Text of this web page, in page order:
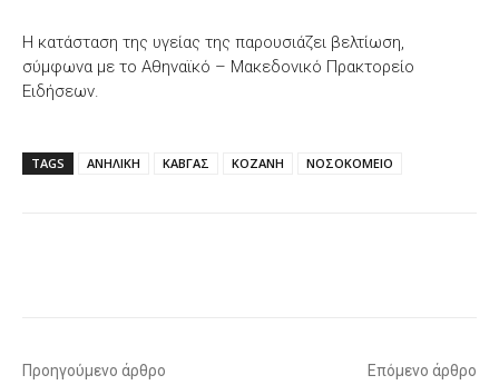
Η κατάσταση της υγείας της παρουσιάζει βελτίωση,
σύμφωνα με το Αθηναϊκό – Μακεδονικό Πρακτορείο
Ειδήσεων.
TAGS ΑΝΗΛΙΚΗ ΚΑΒΓΑΣ ΚΟΖΑΝΗ ΝΟΣΟΚΟΜΕΙΟ
Προηγούμενο άρθρο
Επόμενο άρθρο